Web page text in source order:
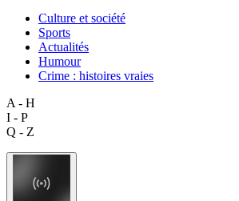
Culture et société
Sports
Actualités
Humour
Crime : histoires vraies
A - H
I - P
Q - Z